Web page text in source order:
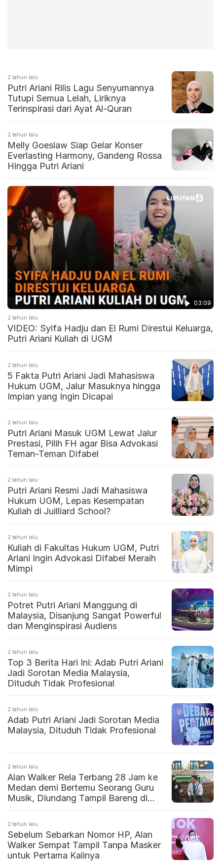
2 tahun lalu
Putri Ariani Rilis Lagu Senyumannya
Tutupi Semua Lelah, Liriknya
Terinspirasi dari Ayat Al-Quran
2 tahun lalu
Melly Goeslaw Siap Gelar Konser
Everlasting Harmony, Gandeng Rossa
Hingga Putri Ariani
03:09
2 tahun lalu
VIDEO: Syifa Hadju dan El Rumi Direstui Keluarga,
Putri Ariani Kuliah di UGM
2 tahun lalu
5 Fakta Putri Ariani Jadi Mahasiswa
Hukum UGM, Jalur Masuknya hingga
Impian yang Ingin Dicapai
2 tahun lalu
Putri Ariani Masuk UGM Lewat Jalur
Prestasi, Pilih FH agar Bisa Advokasi
Teman-Teman Difabel
2 tahun lalu
Putri Ariani Resmi Jadi Mahasiswa
Hukum UGM, Lepas Kesempatan
Kuliah di Juilliard School?
2 tahun lalu
Kuliah di Fakultas Hukum UGM, Putri
Ariani Ingin Advokasi Difabel Meraih
Mimpi
2 tahun lalu
Potret Putri Ariani Manggung di
Malaysia, Disanjung Sangat Powerful
dan Menginspirasi Audiens
2 tahun lalu
Top 3 Berita Hari Ini: Adab Putri Ariani
Jadi Sorotan Media Malaysia,
Dituduh Tidak Profesional
2 tahun lalu
Adab Putri Ariani Jadi Sorotan Media
Malaysia, Dituduh Tidak Profesional
2 tahun lalu
Alan Walker Rela Terbang 28 Jam ke
Medan demi Bertemu Seorang Guru
Musik, Diundang Tampil Bareng di
2 tahun lalu
Sebelum Sebarkan Nomor HP, Alan
Walker Sempat Tampil Tanpa Masker
untuk Pertama Kalinya